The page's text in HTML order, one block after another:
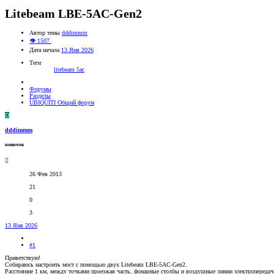
Litebeam LBE-5AC-Gen2
Автор темы dddimmm
👁 1507
Дата начала 13 Янв 2026
Теги
litebeam 5ac
Форумы
Разделы
UBIQUITI Общий форум
D
dddimmm
новичок
26 Фев 2013
21
0
3
13 Янв 2026
#1
Приветствую!
Собираюсь настроить мост с помощью двух Litebeam LBE-5AC-Gen2.
Расстояние 1 км, между точками проезжая часть, фонарные столбы и воздушные линии